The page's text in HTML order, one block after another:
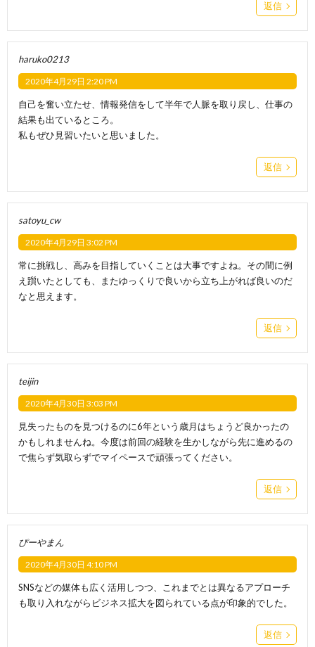
返信
haruko0213
2020年4月29日 2:20 PM
自己を奮い立たせ、情報発信をして半年で人脈を取り戻し、仕事の
結果も出ているところ。
私もぜひ見習いたいと思いました。
返信
satoyu_cw
2020年4月29日 3:02 PM
常に挑戦し、高みを目指していくことは大事ですよね。その間に例
え躓いたとしても、またゆっくりで良いから立ち上がれば良いのだ
なと思えます。
返信
teijin
2020年4月30日 3:03 PM
見失ったものを見つけるのに6年という歳月はちょうど良かったの
かもしれませんね。今度は前回の経験を生かしながら先に進めるの
で焦らず気取らずでマイペースで頑張ってください。
返信
ぴーやまん
2020年4月30日 4:10 PM
SNSなどの媒体も広く活用しつつ、これまでとは異なるアプローチ
も取り入れながらビジネス拡大を図られている点が印象的でした。
返信